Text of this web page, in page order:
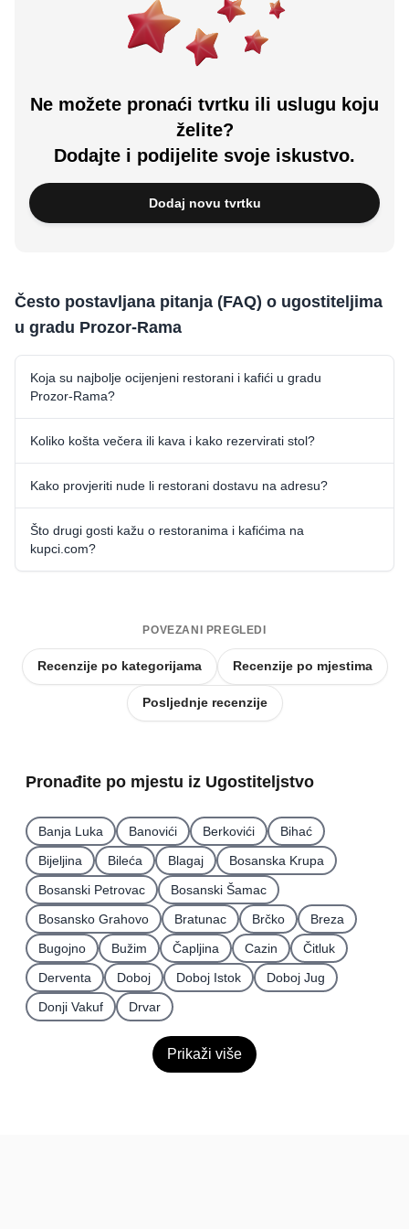
Ne možete pronaći tvrtku ili uslugu koju
želite?
Dodajte i podijelite svoje iskustvo.
Dodaj novu tvrtku
Često postavljana pitanja (FAQ) o ugostiteljima
u gradu Prozor-Rama
Koja su najbolje ocijenjeni restorani i kafići u gradu
Prozor-Rama?
Koliko košta večera ili kava i kako rezervirati stol?
Kako provjeriti nude li restorani dostavu na adresu?
Što drugi gosti kažu o restoranima i kafićima na
kupci.com?
POVEZANI PREGLEDI
Recenzije po kategorijama Recenzije po mjestima
Posljednje recenzije
Pronađite po mjestu iz Ugostiteljstvo
Banja Luka Banovići Berkovići
Bihać
Bijeljina
Bileća Blagaj
Bosanska Krupa
Bosanski Petrovac
Bosanski Šamac
Bosansko Grahovo
Bratunac Brčko
Breza
Bugojno
Bužim Čapljina Cazin
Čitluk
Derventa
Doboj Doboj Istok
Doboj Jug
Donji Vakuf
Drvar
Prikaži više